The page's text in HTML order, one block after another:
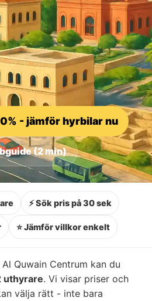
- jämför hyrbilar nu
(2 min)
⚡ Sök pris på 30 sek
⭐ Jämför villkor enkelt
Quwain Centrum kan du
uthyrare. Vi visar priser och
välja rätt - inte bara